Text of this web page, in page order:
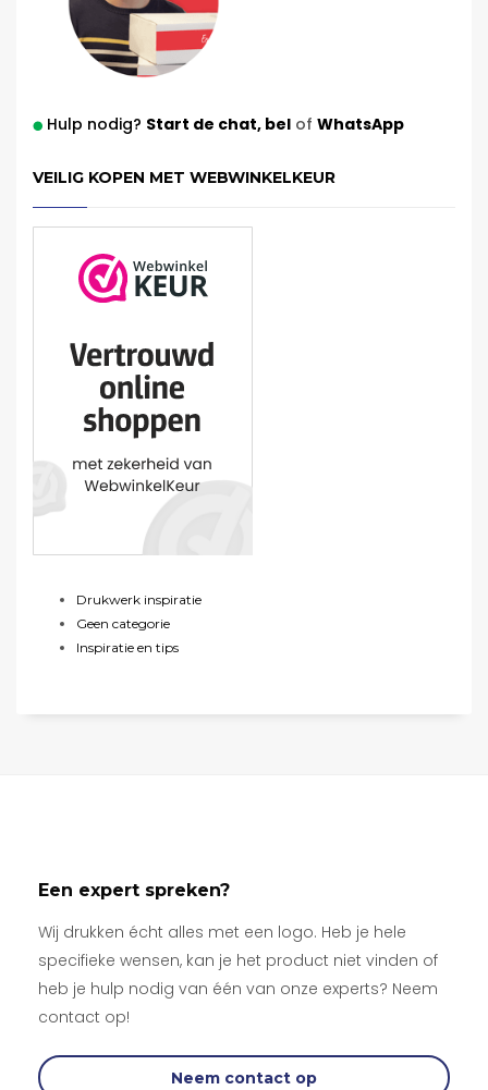
Hulp nodig? Start de chat,belof WhatsApp
VEILIG KOPEN MET WEBWINKELKEUR
Drukwerk inspiratie
Geen categorie
Inspiratie en tips
Een expert spreken?
Wij drukken écht alles met een logo. Heb je hele
specifieke wensen, kan je het product niet vinden of
heb je hulp nodig van één van onze experts? Neem
contact op!
Neem contact op